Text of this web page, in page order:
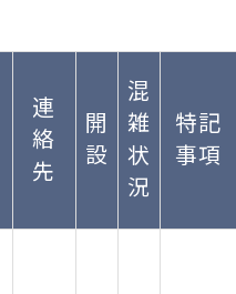
連
絡
先
開
設
混
雑
状
況
特記
事項